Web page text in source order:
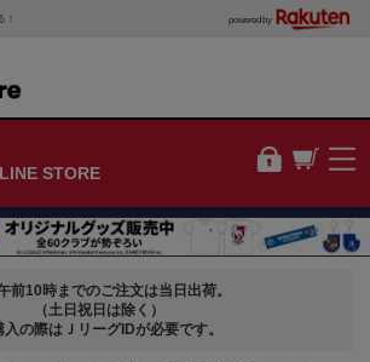
！ powered by
STORE
前10時までのご注文は当日出荷。
（土日祝日は除く）
入の際はＪリーグIDが必要です。